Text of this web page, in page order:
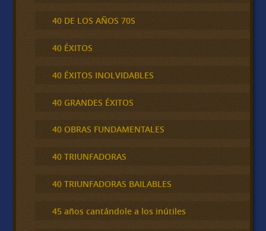
40 DE LOS AÑOS 70S
40 ÉXITOS
40 ÉXITOS INOLVIDABLES
40 GRANDES ÉXITOS
40 OBRAS FUNDAMENTALES
40 TRIUNFADORAS
40 TRIUNFADORAS BAILABLES
45 años cantándole a los inútiles